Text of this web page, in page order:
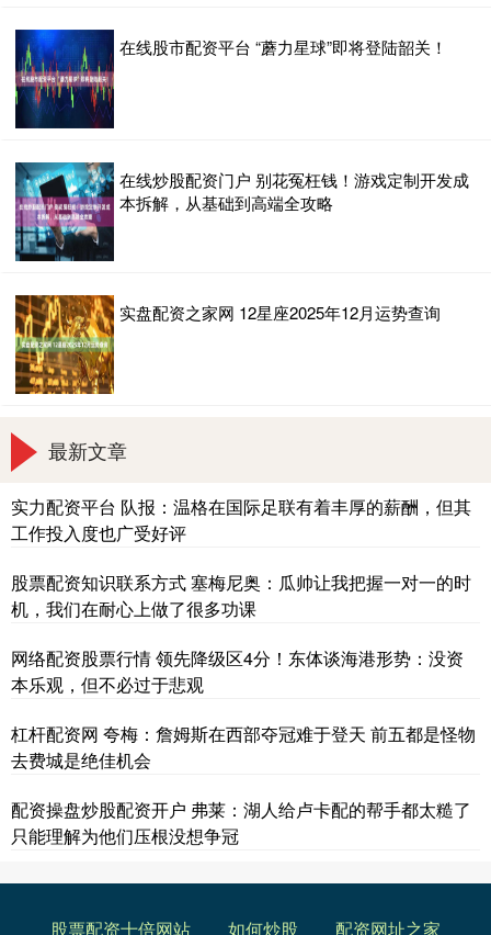
在线股市配资平台 “蘑力星球”即将登陆韶关！
在线炒股配资门户 别花冤枉钱！游戏定制开发成
本拆解，从基础到高端全攻略
实盘配资之家网 12星座2025年12月运势查询
最新文章
实力配资平台 队报：温格在国际足联有着丰厚的薪酬，但其
工作投入度也广受好评
股票配资知识联系方式 塞梅尼奥：瓜帅让我把握一对一的时
机，我们在耐心上做了很多功课
网络配资股票行情 领先降级区4分！东体谈海港形势：没资
本乐观，但不必过于悲观
杠杆配资网 夸梅：詹姆斯在西部夺冠难于登天 前五都是怪物
去费城是绝佳机会
配资操盘炒股配资开户 弗莱：湖人给卢卡配的帮手都太糙了
只能理解为他们压根没想争冠
股票配资十倍网站 如何炒股 配资网址之家